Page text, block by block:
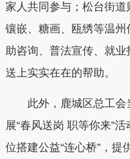
家人共同参与；松台街
镶嵌、糖画、瓯绣等温
助咨询、普法宣传、就
送上实实在在的帮助。
此外，鹿城区总工会
展“春风送岗 职等你来”
位搭建公益“连心桥”，提